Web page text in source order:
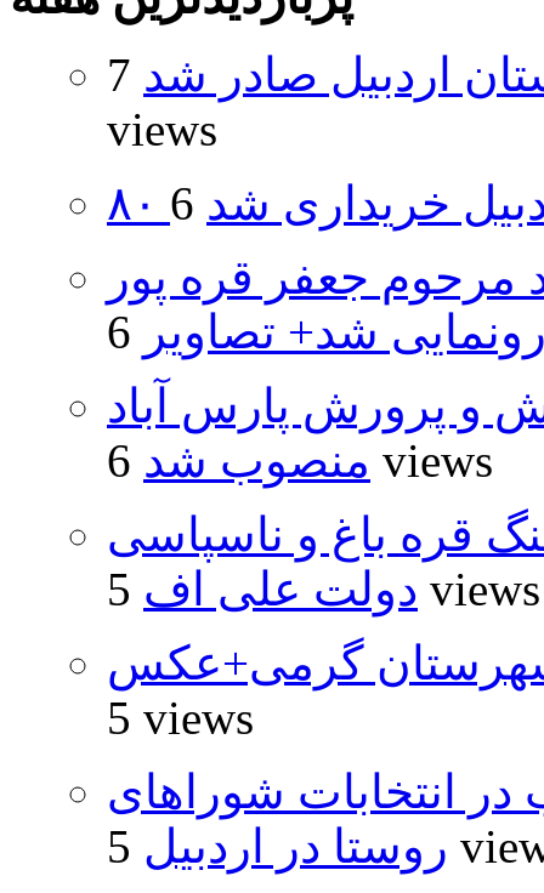
اردبیل صادر شد 7
views
خریداری شد
مرحوم جعفر قره پور
شد+ تصاویر
و پرورش پارس آباد
منصوب شد 6 views
قره باغ و ناسپاسی
دولت علی اف 5 views
گرمی+عکس
5 views
۵۰۰۰ داوطلب در انتخابات شوراهای
روستا در اردبیل 5